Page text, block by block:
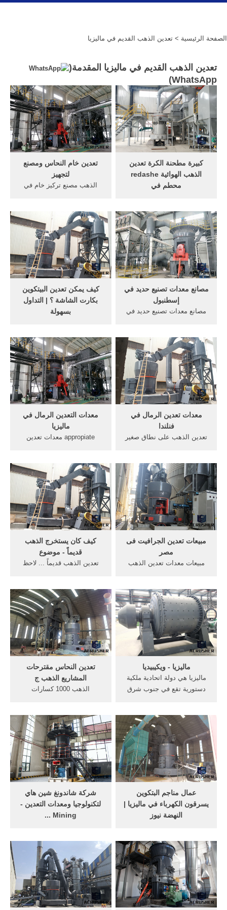
الصفحة الرئيسية > تعدين الذهب القديم في ماليزيا
تعدين الذهب القديم في ماليزيا المقدمة(
WhatsApp
)
تعدين خام النحاس ومصنع
لتجهيز
الذهب مصنع تركيز خام في
الطوب . شراء معدات لتجهيز
الطوب في كندا. الوظائف ذات
الصلة أخبار معدات التعدين
الذهب آلة تعدين الذهب آلة
مخروط. Read More
كبيرة مطحنة الكرة تعدين
الذهب الهوائية redashe
محطم في
في شكرا لك على المصالح
الخاصة بك في "ليمينغ الصناعة
الثقيلة". الرجاء لا تتردد في
إرسال معلومات التحقيق
بالنسبة لنا.
كيف يمكن تعدين البيتكوين
بكارت الشاشة ؟ | التداول
بسهولة
الحديث أولاً عن طرق الحصول
على العملات الرقمية، فهناك
عدد متزايد من الناس يرغبون
في الاحتفاظ بالعملات الرقمية،
خاصةً بعدما تضاعف سعرها
ووصل ...
مصانع معدات تصنيع حديد في
إسطنبول
مصانع معدات تصنيع حديد في
محسّن متبادل ومحور كروي
صغير ، بالإضافة إلى السكتة
الدماغية وسحق التكسير وغرفة
التكسير على شكل مزيج مثالي
من ...
معدات التعدين الرمال في
ماليزيا
appropiate معدات تعدين
الذهب من ماليزيا. شركة
معدات التعدين تهتز غربال
فاصل تفوق صادرات أميركا من
الطائرات والمعدات الثقيلة
وارداتها ...
معدات تعدين الرمال في
فنلندا
تعدين الذهب على نطاق صغير
لتعدين خام الدردشة مع
المبيعات على نطاق صغير آلات
المحجرcddqcwمعدات تعدين
البازلت إيران,الرمال تعدين
سحق etspower.
كيف كان يستخرج الذهب
قديماً - موضوع
تعدين الذهب قديماً ... لاحظ
معيَّنةٍ، كما أنه غالباً ما يكون
مختلطاً بعناصر ومعادن أخرى،
حيث إنّهم مع الخبرةِ
والاستكشافِ وجدوا أن ...
مبيعات تعدين الجرافيت فى
مصر
مبيعات معدات تعدين الذهب
معدات تعدين الذهب صخور
كسارات لبنان التعدين كسارة
الحجر مصنع للبيع في سحق
تلعب خاماتتعدينالذهب Jun 20
2016· كسارات ...
تعدين النحاس مقترحات
المشاريع الذهب ج
الذهب 1000 كسارات
الحجر المطرقة المستخدمة في
تعدين الذهبمستعملة آلة
التجريف للبيع في ديوتس منزل
المنتجات محاليل حالة المشاريع
حول الدردشة على الانترنت
خام الذهب للبيع
ماليزيا - ويكيبيديا
ماليزيا هي دولة اتحادية ملكية
دستورية تقع في جنوب شرق
تبلغ 329 845 كم 2. العاصمة
هي كوالالمبور، في حين أن
بوتراجاي هي مقر الحكومة
الاتحادية. يصل تعداد السكان
إلى ...
‫شركة شاندونغ شين هاي
لتكنولوجيا ومعدات التعدين -
Mining ...
والفضة 1500 طن / اليوم في
المكسيك 🍁. إن تصميم وتصنيع
وبناء مشروع معالجة الخام
المتعدد الفلزات هذا توافق
تمامًا مع معايير التصميم
والتصنيع والبناء الدولية.
عمال مناجم البتكوين
يسرقون الكهرباء في ماليزيا |
النهضة نيوز
الأشخاص العاملين في تعدين
عملة البتكوين المعروفين باسم
"عمال مناجم البتكوين" قاموا
بسرقة ما تزيد قيمته عن
مليوني دولار من الكهرباء منذ
نهاية عام 2020، وذلك وفقاً